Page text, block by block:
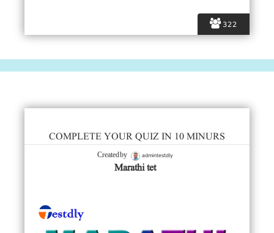
322
COMPLETE YOUR QUIZ IN 10 MINURS
Created by admintestdly
Marathi tet